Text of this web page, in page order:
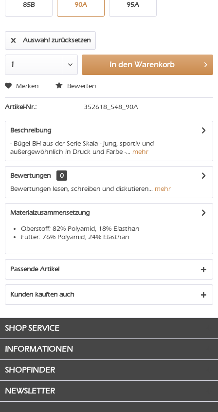
85B 90A 95A
Auswahl zurücksetzen
In den Warenkorb
Merken Bewerten
Artikel-Nr.: 352618_548_90A
Beschreibung
- Bügel BH aus der Serie Skala - jung, sportiv und
außergewöhnlich in Druck und Farbe -... mehr
Bewertungen
0
Bewertungen lesen, schreiben und diskutieren... mehr
Materialzusammensetzung
Oberstoff: 82% Polyamid, 18% Elasthan
Futter: 76% Polyamid, 24% Elasthan
Passende Artikel
Kunden kauften auch
SHOP SERVICE
INFORMATIONEN
SHOPFINDER
NEWSLETTER